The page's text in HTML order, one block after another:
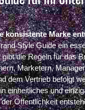
konsistente Marke
Style Guide ein
die Regeln für das
Marketern,
dem Vertrieb befolgt
einheitliches und
Öffentlichkeit